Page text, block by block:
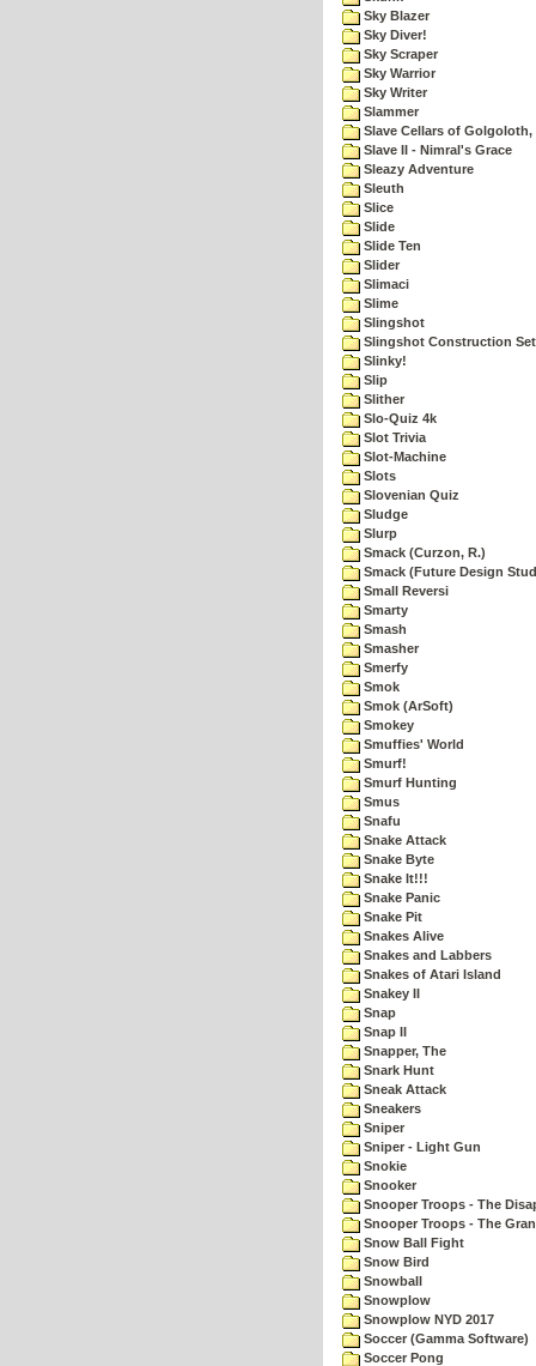
Sky Blazer
Sky Diver!
Sky Scraper
Sky Warrior
Sky Writer
Slammer
Slave Cellars of Golgoloth,
Slave II - Nimral's Grace
Sleazy Adventure
Sleuth
Slice
Slide
Slide Ten
Slider
Slimaci
Slime
Slingshot
Slingshot Construction Set
Slinky!
Slip
Slither
Slo-Quiz 4k
Slot Trivia
Slot-Machine
Slots
Slovenian Quiz
Sludge
Slurp
Smack (Curzon, R.)
Smack (Future Design
Small Reversi
Smarty
Smash
Smasher
Smerfy
Smok
Smok (ArSoft)
Smokey
Smuffies' World
Smurf!
Smurf Hunting
Smus
Snafu
Snake Attack
Snake Byte
Snake It!!!
Snake Panic
Snake Pit
Snakes Alive
Snakes and Labbers
Snakes of Atari Island
Snakey II
Snap
Snap II
Snapper, The
Snark Hunt
Sneak Attack
Sneakers
Sniper
Sniper - Light Gun
Snokie
Snooker
Snooper Troops - The
Snooper Troops - The
Snow Ball Fight
Snow Bird
Snowball
Snowplow
Snowplow NYD 2017
Soccer (Gamma Software)
Soccer Pong